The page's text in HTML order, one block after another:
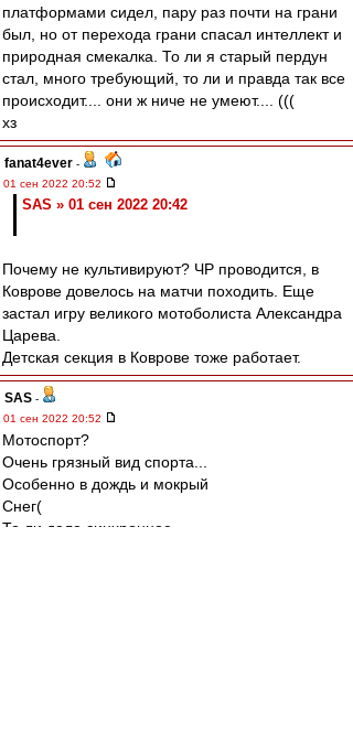
платформами сидел, пару раз почти на грани
был, но от перехода грани спасал интеллект и
природная смекалка. То ли я старый пердун
стал, много требующий, то ли и правда так все
происходит.... они ж ниче не умеют.... (((
хз
fanat4ever -
01 сен 2022 20:52
SAS » 01 сен 2022 20:42
Почему не культивируют? ЧР проводится, в
Коврове довелось на матчи походить. Еще
застал игру великого мотоболиста Александра
Царева.
Детская секция в Коврове тоже работает.
SAS -
01 сен 2022 20:52
Мотоспорт?
Очень грязный вид спорта...
Особенно в дождь и мокрый
Снег(
То ли дело синхронное